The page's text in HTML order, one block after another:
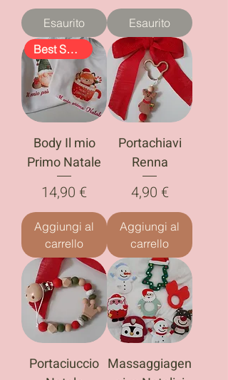
Esaurito
Esaurito
Best Seller
Body Il mio
Primo Natale
Prezzo
14,90 €
Aggiungi al
carrello
Portachiavi
Renna
Prezzo
4,90 €
Aggiungi al
carrello
Portaciuccio Massaggiagen